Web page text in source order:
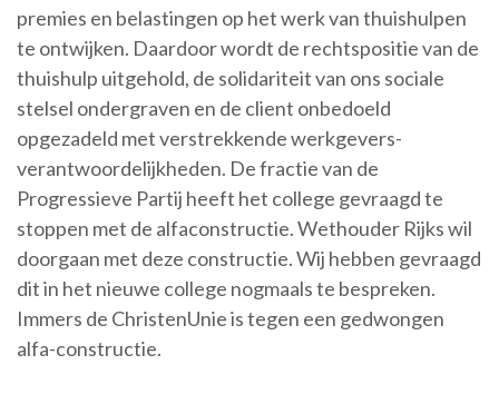
premies en belastingen op het werk van thuishulpen
te ontwijken. Daardoor wordt de rechtspositie van de
thuishulp uitgehold, de solidariteit van ons sociale
stelsel ondergraven en de client onbedoeld
opgezadeld met verstrekkende werkgevers-
verantwoordelijkheden. De fractie van de
Progressieve Partij heeft het college gevraagd te
stoppen met de alfaconstructie. Wethouder Rijks wil
doorgaan met deze constructie. Wij hebben gevraagd
dit in het nieuwe college nogmaals te bespreken.
Immers de ChristenUnie is tegen een gedwongen
alfa-constructie.